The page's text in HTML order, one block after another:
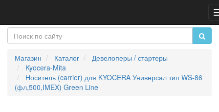
Магазин Каталог
Девелоперы / стартеры
Kyocera-Mita
Носитель (carrier) для KYOCERA Универсал тип WS-86
(фл,500,IMEX) Green Line